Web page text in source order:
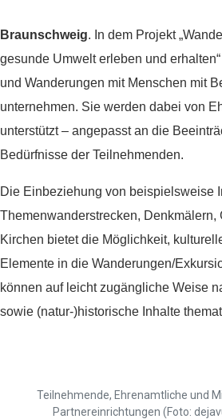
Braunschweig. In dem Projekt
gesunde Umwelt erleben und
und Wanderungen mit Menschen mit
unternehmen. Sie werden dabei von
unterstützt – angepasst an die
Bedürfnisse der Teilnehmenden.
Die Einbeziehung von beispielsweise
Themenwanderstrecken, Denkmälern,
Kirchen bietet die Möglichkeit,
Elemente in die Wanderungen/
können auf leicht zugängliche Weise
sowie (natur-)historische Inhalte
Teilnehmende, Ehrenamtliche und
Partnereinrichtungen (Foto: